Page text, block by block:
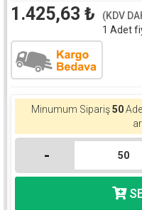
1.425,63 ₺
(KDV
1 Adet
Minumum Sipariş50
-